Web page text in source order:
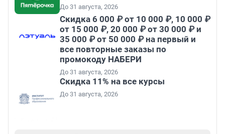
До 31 августа, 2026
Скидка 6 000 ₽ от 10 000 ₽, 10 000 ₽
от 15 000 ₽, 20 000 ₽ от 30 000 ₽ и
35 000 ₽ от 50 000 ₽ на первый и
все повторные заказы по
промокоду НАБЕРИ
До 31 августа, 2026
Скидка 11% на все курсы
До 31 августа, 2026